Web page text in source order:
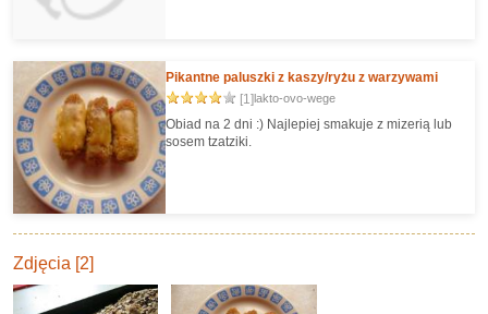
Pikantne paluszki z kaszy/ryżu z warzywami
[1]lakto-ovo-wege
Obiad na 2 dni :) Najlepiej smakuje z mizerią lub
sosem tzatziki.
Zdjęcia [2]